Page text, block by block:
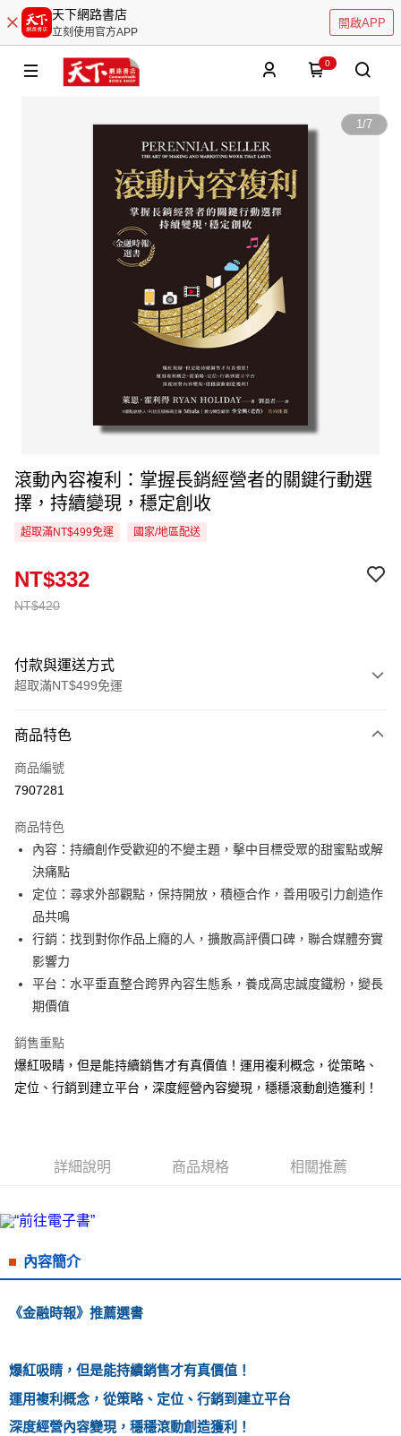
天下網路書店
立刻使用官方APP
開啟APP
0
1/7
滾動內容複利：掌握長銷經營者的關鍵行動選
擇，持續變現，穩定創收
超取滿NT$499免運 國家/地區配送
NT$420
NT$332
付款與運送方式
超取滿NT$499免運
信用卡一次付款
超商取貨付款
Apple Pay
街口支付
悠遊付
ATM付款
運送方式
每筆NT$50，滿NT$499(含以上)免運費
付款後全家取貨
每筆NT$60，滿NT$799(含以上)免運費
每筆NT$60，滿NT$799(含以上)免運費
每筆NT$70，滿NT$799(含以上)免運費
離島宅配
海外叢書運費
雜誌海外運費
數位商品海外免運
商品特色
商品編號
7907281
商品特色
內容：持續創作受歡迎的不變主題，擊中目標受眾的甜蜜點或解
決痛點
定位：尋求外部觀點，保持開放，積極合作，善用吸引力創造作
品共鳴
行銷：找到對你作品上癮的人，擴散高評價口碑，聯合媒體夯實
影響力
平台：水平垂直整合跨界內容生態系，養成高忠誠度鐵粉，變長
期價值
銷售重點
爆紅吸睛，但是能持續銷售才有真價值！運用複利概念，從策略、
定位、行銷到建立平台，深度經營內容變現，穩穩滾動創造獲利！
詳細說明 商品規格 相關推薦
內容簡介
《金融時報》推薦選書
爆紅吸睛，但是能持續銷售才有真價值！
運用複利概念，從策略、定位、行銷到建立平台
深度經營內容變現，穩穩滾動創造獲利！